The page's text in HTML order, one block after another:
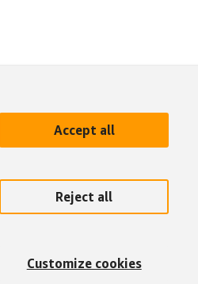
Accept all
Reject all
Customize cookies